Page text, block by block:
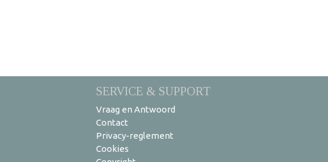
SERVICE & SUPPORT
Vraag en Antwoord
Contact
Privacy-reglement
Cookies